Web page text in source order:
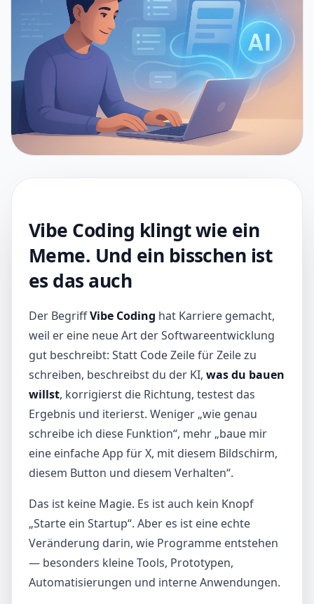
Vibe Coding klingt wie ein
Meme. Und ein bisschen ist
es das auch
Der BegriffVibe Coding hat Karriere gemacht,
weil er eine neue Art der Softwareentwicklung
gut beschreibt: Statt Code Zeile für Zeile zu
schreiben, beschreibst du der KI, was du bauen
willst, korrigierst die Richtung, testest das
Ergebnis und iterierst. Weniger „wie genau
schreibe ich diese Funktion“, mehr „baue mir
eine einfache App für X, mit diesem Bildschirm,
diesem Button und diesem Verhalten“.
Das ist keine Magie. Es ist auch kein Knopf
„Starte ein Startup“. Aber es ist eine echte
Veränderung darin, wie Programme entstehen
— besonders kleine Tools, Prototypen,
Automatisierungen und interne Anwendungen.